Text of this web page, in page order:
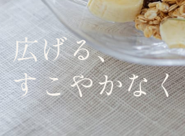
広げる、
すこやかな